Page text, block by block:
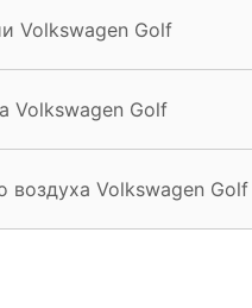
Volkswagen Golf
Volkswagen Golf
воздуха Volkswagen Golf